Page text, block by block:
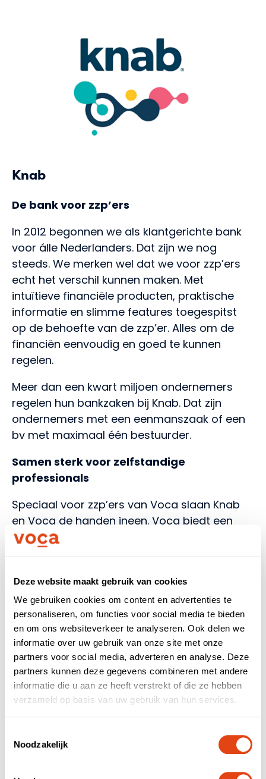
Deze website maakt gebruik van cookies
We gebruiken cookies om content en advertenties te
personaliseren, om functies voor social media te bieden
en om ons websiteverkeer te analyseren. Ook delen we
informatie over uw gebruik van onze site met onze
partners voor social media, adverteren en analyse. Deze
partners kunnen deze gegevens combineren met andere
informatie die u aan ze heeft verstrekt of die ze hebben
verzameld op basis van uw gebruik van hun services.
Noodzakelijk
Knab
De bank voor zzp’ers
In 2012 begonnen we als klantgerichte bank
voor álle Nederlanders. Dat zijn we nog
steeds. We merken wel dat we voor zzp’ers
echt het verschil kunnen maken. Met
intuïtieve financiële producten, praktische
informatie en slimme features toegespitst
op de behoefte van de zzp’er. Alles om de
financiën eenvoudig en goed te kunnen
regelen.
Meer dan een kwart miljoen ondernemers
regelen hun bankzaken bij Knab. Dat zijn
ondernemers met een eenmanszaak of een
bv met maximaal één bestuurder.
Samen sterk voor zelfstandige
professionals
Speciaal voor zzp’ers van Voca slaan Knab
en Voca de handen ineen. Voca biedt een
governance-platform waarmee
organisaties en zzp’ers veilig en compliant
samenwerking met Knab krijgen zzp’ers niet
alleen grip op hun opdrachten en
administratie, maar ook op hun financiën. Zo
maken we samen ondernemerschap in de
zorg overzichtelijker, veiliger en
toekomstbestendig.
Sluit vandaag nog je zakelijke rekening af.